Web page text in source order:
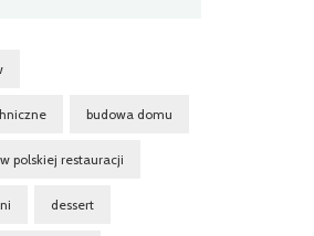
budowa domu
polskiej restauracji
dessert